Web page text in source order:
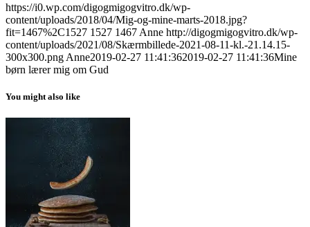
https://i0.wp.com/digogmigogvitro.dk/wp-
content/uploads/2018/04/Mig-og-mine-marts-2018.jpg?
fit=1467%2C1527 1527 1467 Anne http://digogmigogvitro.dk/wp-
content/uploads/2021/08/Skærmbillede-2021-08-11-kl.-21.14.15-
300x300.png Anne2019-02-27 11:41:362019-02-27 11:41:36Mine
børn lærer mig om Gud
You might also like